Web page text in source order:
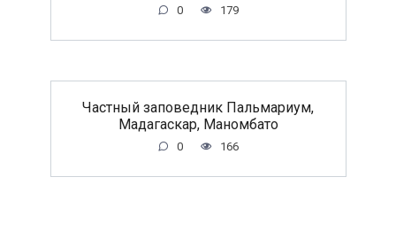
0 179
Частный заповедник Пальмариум,
Мадагаскар, Маномбато
0 166